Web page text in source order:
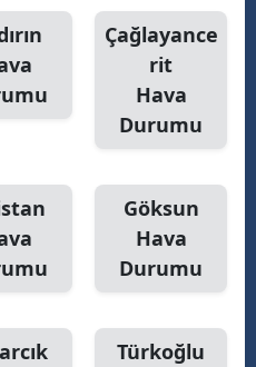
Çağlayance
rit
Hava
Durumu
Göksun
Hava
Durumu
Türkoğlu